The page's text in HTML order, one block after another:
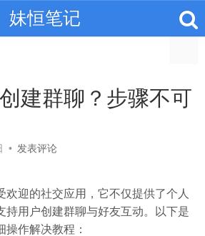
妹恒笔记
建群聊？步骤不可
• 发表评论
欢迎的社交应用，它不仅提供了个人
持用户创建群聊与好友互动。以下是
作解决教程：